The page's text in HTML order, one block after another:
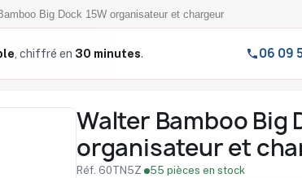
Big Dock 15W organisateur et chargeur
, chiffré en 30 minutes. 06 09
Walter Bamboo Big
organisateur et
Réf. 60TN5Z· 55 pièces en stock